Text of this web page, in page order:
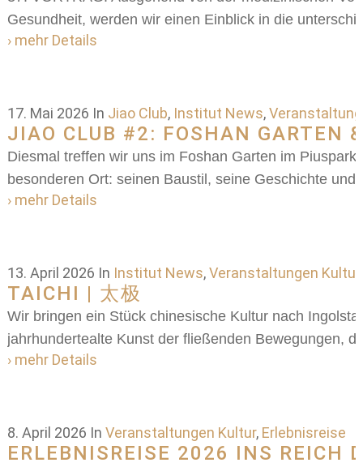
Gesundheit, werden wir einen Einblick in die
› mehr Details
17. Mai 2026 In Jiao Club, Institut News,
JIAO CLUB #2: FOSHAN GARTEN
Diesmal treffen wir uns im Foshan Garten im
besonderen Ort: seinen Baustil, seine Geschichte und
› mehr Details
13. April 2026 In Institut News,Veranstaltungen Kultur
TAICHI | 太极
Wir bringen ein Stück chinesische Kultur nach
jahrhundertealte Kunst der fließenden Bewegungen,
› mehr Details
8. April 2026 In Veranstaltungen Kultur, Erlebnisreise
ERLEBNISREISE 2026 INS REICH